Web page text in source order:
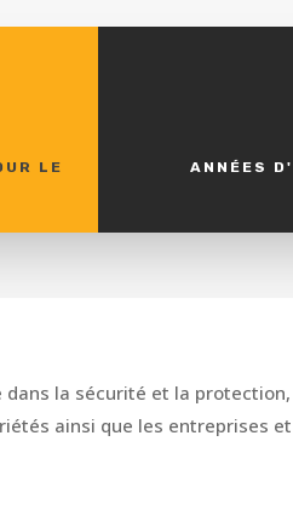
LE
ANNÉES
dans la sécurité et la
ainsi que les entreprises